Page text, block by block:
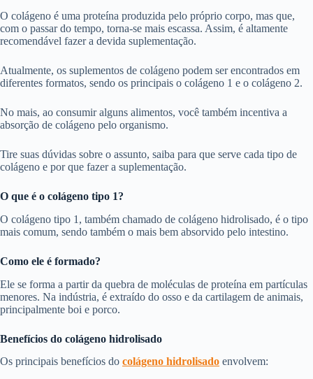
O colágeno é uma proteína produzida pelo próprio corpo, mas que,
com o passar do tempo, torna-se mais escassa. Assim, é altamente
recomendável fazer a devida suplementação.
Atualmente, os suplementos de colágeno podem ser encontrados em
diferentes formatos, sendo os principais o colágeno 1 e o colágeno 2.
No mais, ao consumir alguns alimentos, você também incentiva a
absorção de colágeno pelo organismo.
Tire suas dúvidas sobre o assunto, saiba para que serve cada tipo de
colágeno e por que fazer a suplementação.
O que é o colágeno tipo 1?
O colágeno tipo 1, também chamado de colágeno hidrolisado, é o tipo
mais comum, sendo também o mais bem absorvido pelo intestino.
Como ele é formado?
Ele se forma a partir da quebra de moléculas de proteína em partículas
menores. Na indústria, é extraído do osso e da cartilagem de animais,
principalmente boi e porco.
Benefícios do colágeno hidrolisado
Os principais benefícios do colágeno hidrolisado envolvem: